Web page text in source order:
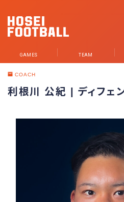
MENU
GAMES
STUDENT STAFF
GAMES TEAM
COACH
利根川 公紀 | ディフェ